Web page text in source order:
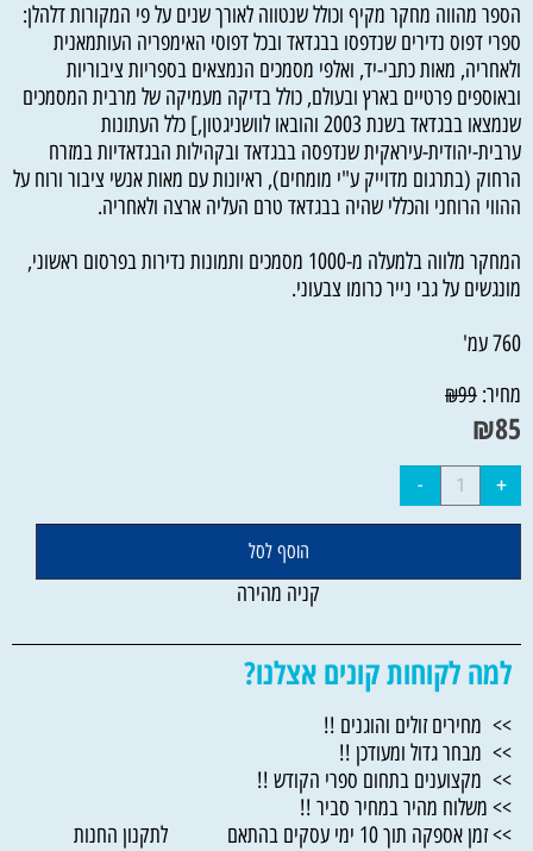
הספר מהווה מחקר מקיף וכולל שנטווה לאורך שנים על פי המקורות דלהלן:
ספרי דפוס נדירים שנדפסו בבגדאד ובכל דפוסי האימפריה העותמאנית
ולאחריה, מאות כתבי-יד, ואלפי מסמכים הנמצאים בספריות ציבוריות
ובאוספים פרטיים בארץ ובעולם, כולל בדיקה מעמיקה של מרבית המסמכים
שנמצאו בבגדאד בשנת 2003 והובאו לוושניגטון,] כלל העתונות
ערבית-יהודית-עיראקית שנדפסה בבגדאד ובקהילות הבגדאדיות במזרח
הרחוק (בתרגום מדוייק ע"י מומחים), ראיונות עם מאות אנשי ציבור ורוח על
ההווי הרוחני והכללי שהיה בבגדאד טרם העליה ארצה ולאחריה.
המחקר מלווה בלמעלה מ-1000 מסמכים ותמונות נדירות בפרסום ראשוני,
מונגשים על גבי נייר כרומו צבעוני.
760 עמ'
מחיר:
₪99
₪85
הוסף לסל
קניה מהירה
למה לקוחות קונים אצלנו?
>> מחירים זולים והוגנים !!
>> מבחר גדול ומעודכן !!
>> מקצוענים בתחום ספרי הקודש !!
>> משלוח מהיר במחיר סביר !!
>> זמן אספקה תוך 10 ימי עסקים בהתאם לתקנון החנות